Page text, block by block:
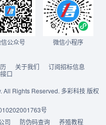
微信小程序
公众号
关于我们
订阅招标信息
口
Rights Reserved. 多彩科技 版权
号
司 防伪码查询 养殖教程